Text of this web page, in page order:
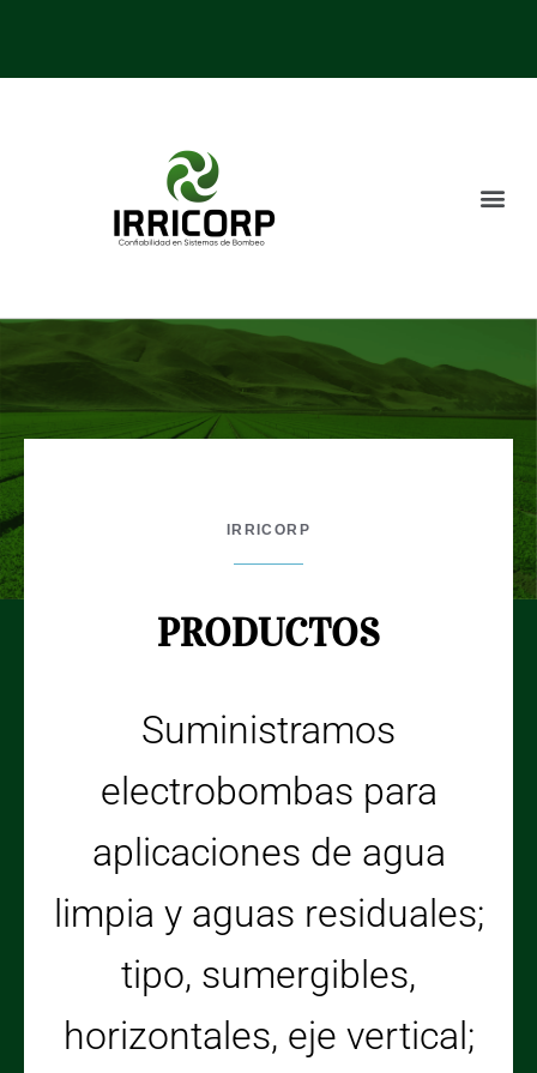
IRRICORP
PRODUCTOS
Suministramos
electrobombas para
aplicaciones de agua
limpia y aguas residuales;
tipo, sumergibles,
horizontales, eje vertical;